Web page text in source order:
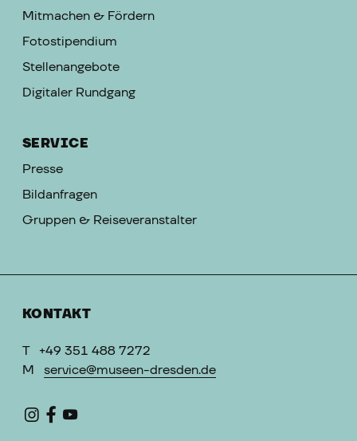
Mitmachen & Fördern
Fotostipendium
Stellenangebote
Digitaler Rundgang
SERVICE
Presse
Bildanfragen
Gruppen & Reiseveranstalter
KONTAKT
T
+49 351 488 7272
M
service@museen-dresden.de